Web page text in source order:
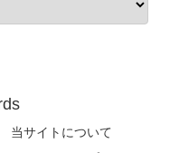
当サイトについて